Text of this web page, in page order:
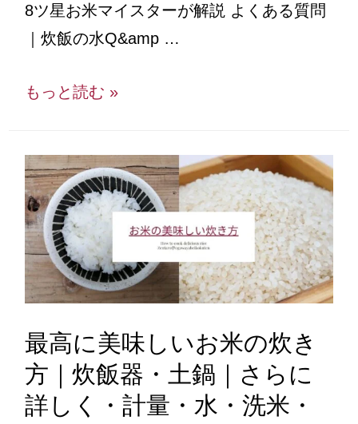
8ツ星お米マイスターが解説 よくある質問
｜炊飯の水Q&amp …
もっと読む »
最高に美味しいお米の炊き
方｜炊飯器・土鍋｜さらに
詳しく・計量・水・洗米・